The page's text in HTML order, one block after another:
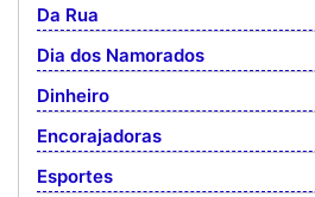
Da Rua
Dia dos Namorados
Dinheiro
Encorajadoras
Esportes